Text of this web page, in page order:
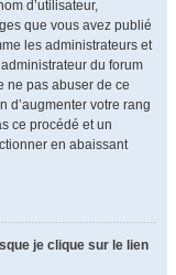
d’utilisateur,
que vous avez publié
les administrateurs et
du forum
ne pas abuser de ce
d’augmenter votre rang
ce procédé et un
en abaissant
je clique sur le lien